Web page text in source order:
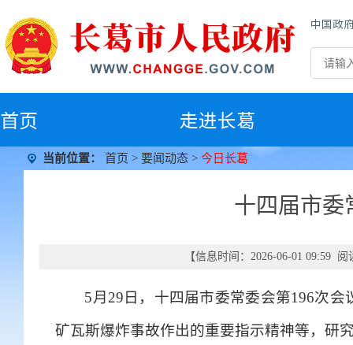
中国政
首页 走进长葛
当前位置： 首页 > 要闻动态 > 今日长葛
十四届市委
【信息时间：2026-06-01 09:59
5月29日，十四届市委常委会第196次
矿瓦斯爆炸事故作出的重要指示精神等，研